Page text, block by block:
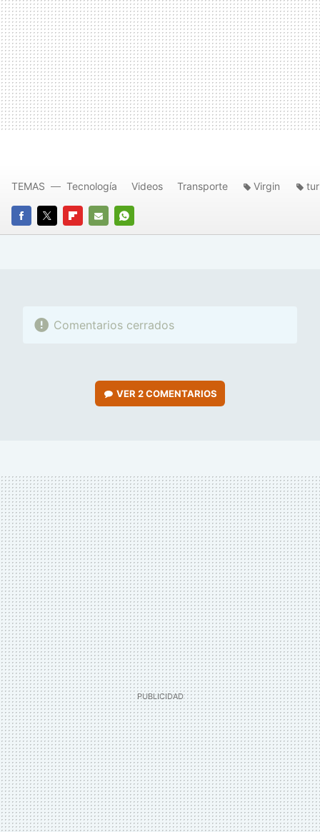
FACEBOOK
TWITTERFLIPBOARD
E-
WHATSAPP
TEMAS Tecnología Videos Transporte Virgin
Comentarios cerrados
VER2 COMENTARIOS